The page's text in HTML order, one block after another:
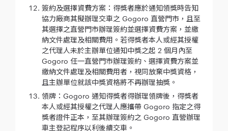
簽約及選擇資費方案：得獎者應於通知領獎時告知
協力廠商其擬辦理交車之 Gogoro 直營門市，且至
其選擇之直營門市辦理簽約並選擇資費方案，並繳
納文件處理及相關費用。若得獎者本人或經其授權
之代理人未於主辦單位通知中獎之起 2 個月內至
Gogoro 任一直營門市辦理簽約、選擇資費方案並
繳納文件處理及相關費用者，視同放棄中獎資格，
且主辦單位就該中獎資格將不再辦理抽獎。
領牌：Gogoro 通知得獎者得辦理領牌後，得獎者
本人或經其授權之代理人應攜帶 Gogoro 指定之得
獎者證件正本，至其辦理簽約之 Gogoro 直營辦理
車主登記程序以利後續交車。